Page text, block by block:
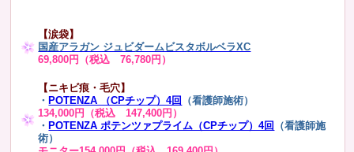
【涙袋】
国産アラガン ジュビダームビスタボルベラXC
69,800円（税込 76,780円）
【ニキビ痕・毛穴】
・ POTENZA （CPチップ）4回
（看護師施術）
134,000円（税込 147,400円）
・ POTENZA ポテンツァプライム（CPチップ）4回
（看護師施
術）